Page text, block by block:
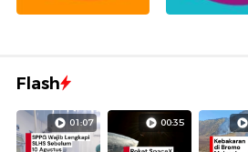
Flash
01:07 00:35